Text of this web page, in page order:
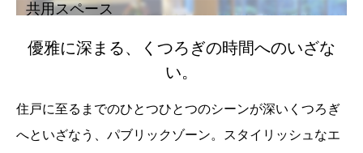
共用スペース
優雅に深まる、くつろぎの時間へのいざな
い。
住戸に至るまでのひとつひとつのシーンが深いくつろぎ
へといざなう、パブリックゾーン。スタイリッシュなエ